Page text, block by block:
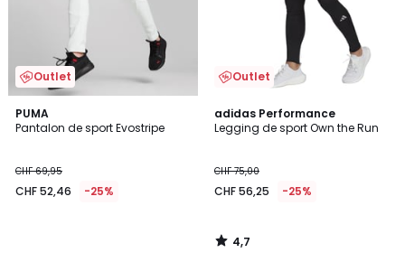
Outlet
PUMA
Pantalon de sport Evostripe
CHF 69,95
CHF 52,46 -25%
Outlet
adidas Performance
Legging de sport Own the Run
CHF 75,00
CHF 56,25 -25%
4,7
/ 5
4,7
/